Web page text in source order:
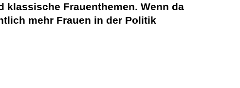
Frauenthemen. Wenn da
mehr Frauen in der Politik